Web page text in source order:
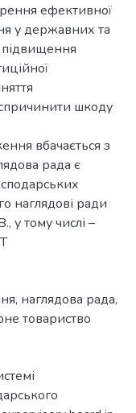
ефективної
у державних та
шкоду
вбачається з
рада є
наглядові ради
у тому числі –
, наглядова рада,
товариство